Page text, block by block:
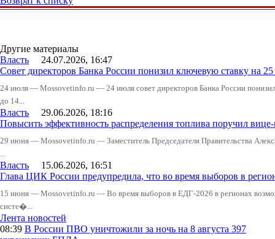
Другие материалы
Власть 24.07.2026, 16:47
Совет директоров Банка России понизил ключевую ставку на
24 июля — Mossovetinfo.ru — 24 июля совет директоров Банка России
до 14...
Власть 29.06.2026, 18:16
Повысить эффективность распределения топлива поручил
29 июня — Mossovetinfo.ru — Заместитель Председателя Правительства
...
Власть 15.06.2026, 16:51
Глава ЦИК России предупредила, что во время выборов в
15 июня — Mossovetinfo.ru — Во время выборов в ЕДГ-2026 в регионах
систе�...
Лента новостей
08:39 В России ПВО уничтожили за ночь на 8 августа 397